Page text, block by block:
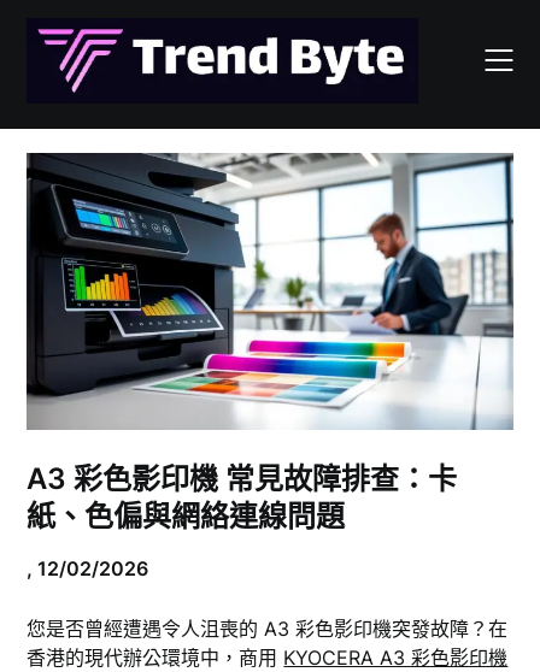
content
A3 彩色影印機 常見故障排查：卡
紙、色偏與網絡連線問題
,12/02/2026
您是否曾經遭遇令人沮喪的 A3 彩色影印機突發故障？在
香港的現代辦公環境中，商用 KYOCERA A3 彩色影印機